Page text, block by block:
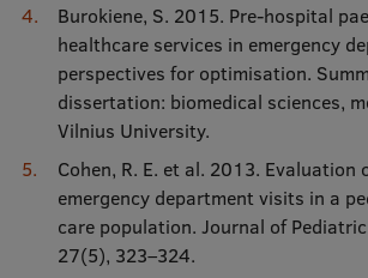
Burokiene, S. 2015. Pre-hospital
healthcare services in emergency
perspectives for optimisation.
dissertation: biomedical sciences,
Vilnius University.
Cohen, R. E. et al. 2013. Evaluation
emergency department visits in a
care population. Journal of
27(5), 323–324.